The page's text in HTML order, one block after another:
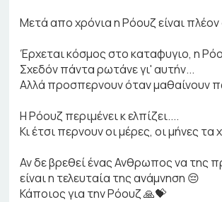
Μετά απο χρόνια η Ρόουζ είναι
Έρχεται κόσμος στο καταφυγιο, η
Σχεδόν πάντα ρωτάνε γι' αυτήν...
Αλλά προσπερνουν όταν μαθαίνουν
Η Ρόουζ περιμένει κ ελπίζει....
Κι έτσι περνουν οι μέρες, οι μήνες τα
Αν δε βρεθεί ένας Ανθρωπος να της
είναι η τελευταία της ανάμνηση 😔
Κάποιος για την Ρόουζ 🙏💝